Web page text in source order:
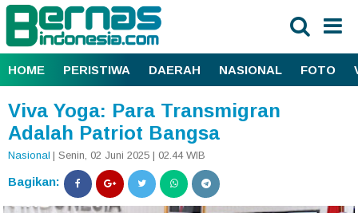
HOME PERISTIWA DAERAH NASIONAL FOTO
Viva Yoga: Para Transmigran
Adalah Patriot Bangsa
Nasional | Senin, 02 Juni 2025 | 02.44 WIB
Bagikan: